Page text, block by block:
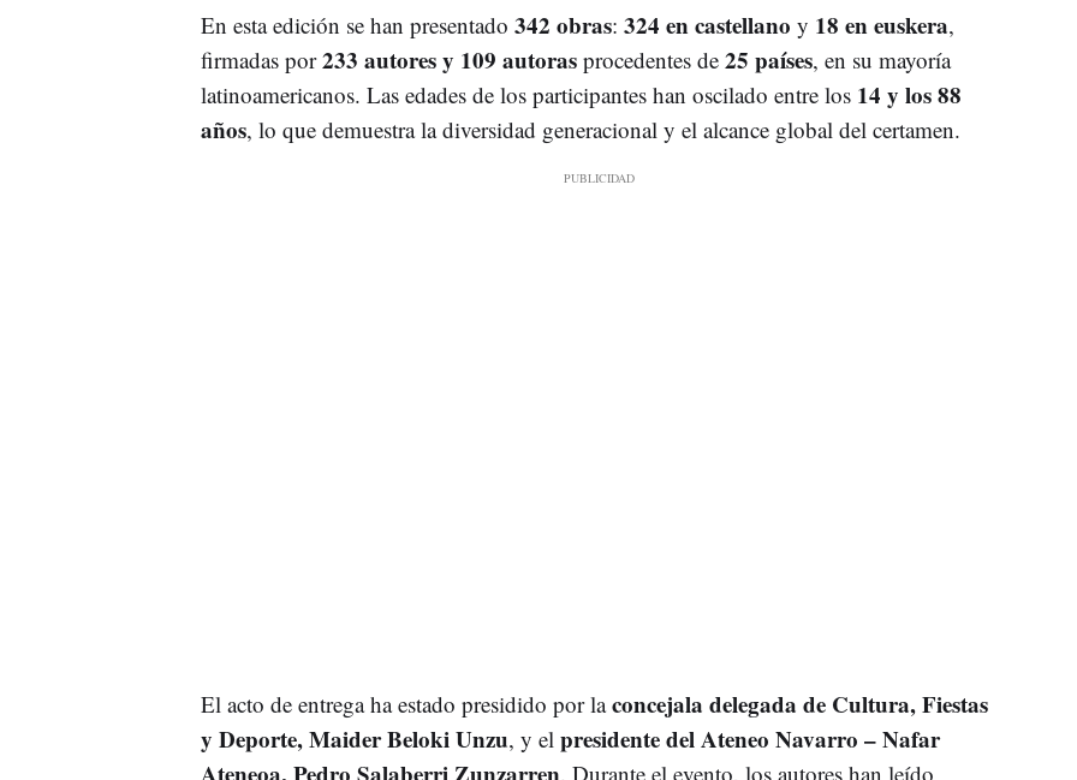
En esta edición se han presentado 342 obras: 324 en castellano y 18 en euskera,
firmadas por233 autores y 109 autorasprocedentes de 25 países, en su mayoría
latinoamericanos. Las edades de los participantes han oscilado entre los 14 y los 88
años, lo que demuestra la diversidad generacional y el alcance global del certamen.
El acto de entrega ha estado presidido por laconcejala delegada de Cultura, Fiestas
y Deporte, Maider Beloki Unzu, y el presidente del Ateneo Navarro – Nafar
. Durante el evento, los autores han leído